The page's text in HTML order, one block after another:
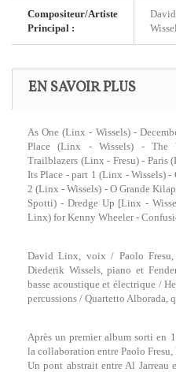
Compositeur/Artiste
Principal :
EN SAVOIR PLUS
As One (Linx - Wissels) -
Place (Linx - Wissels) - The
Trailblazers (Linx - Fresu) - Paris
Its Place - part 1 (Linx - Wissels)
2 (Linx - Wissels) - O Grande
Spotti) - Dredge Up [Linx -
Linx) for Kenny Wheeler -
David Linx, voix / Paolo Fresu,
Diederik Wissels, piano et
basse acoustique et électrique /
percussions / Quartetto Alborada,
Après un premier album sorti en
la collaboration entre Paolo
Un pont abstrait entre Al Jarreau